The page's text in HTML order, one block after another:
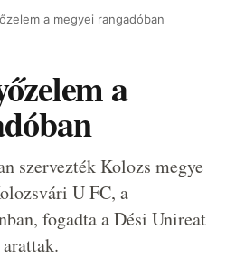
a megyei rangadóban
a
szervezték Kolozs megye
U FC, a
fogadta a Dési Unireat